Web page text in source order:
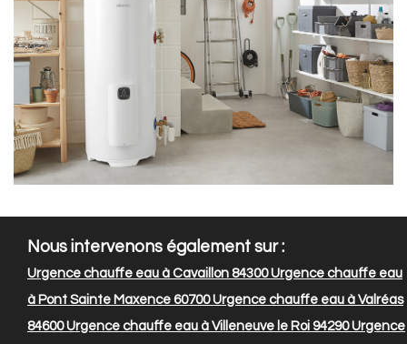
Nous intervenons également sur :
Urgence chauffe eau à Cavaillon 84300Urgence chauffe eau
à Pont Sainte Maxence 60700Urgence chauffe eau à Valréas
84600Urgence chauffe eau à Villeneuve le Roi 94290Urgence